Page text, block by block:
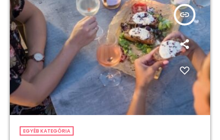
insert_link
EGYÉB KATEGÓRIA